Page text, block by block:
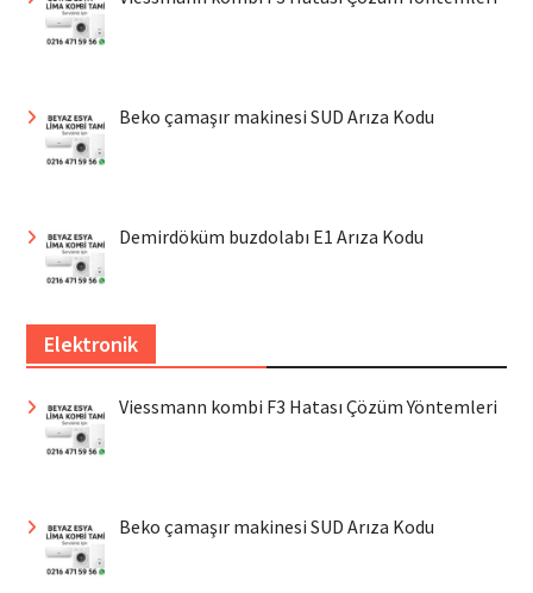
Beko çamaşır makinesi SUD Arıza Kodu
Demirdöküm buzdolabı E1 Arıza Kodu
Elektronik
Viessmann kombi F3 Hatası Çözüm Yöntemleri
Beko çamaşır makinesi SUD Arıza Kodu